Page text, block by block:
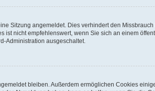
Sitzung angemeldet. Dies verhindert den
nicht empfehlenswert, wenn Sie sich an einem
Administration ausgeschaltet.
bleiben. Außerdem ermöglichen Cookies